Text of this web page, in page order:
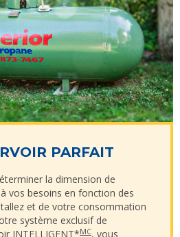
PARFAIT
la dimension de
vos besoins en fonction des
et de votre consommation
système exclusif de
INTELLIGENT*MC, vous